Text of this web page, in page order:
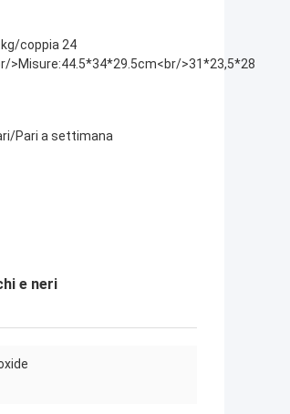
kg/coppia 24
>Misure:44.5*34*29.5cm<br/>31*23,5*28
Pari a settimana
e neri